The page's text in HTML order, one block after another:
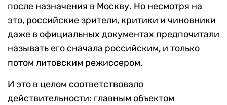
после назначения в Москву. Но несмотря на
это, российские зрители, критики и чиновники
даже в официальных документах предпочитали
называть его сначала российским, и только
потом литовским режиссером.
И это в целом соответствовало
действительности: главным объектом